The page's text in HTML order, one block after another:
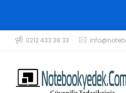
0212 433 38 33